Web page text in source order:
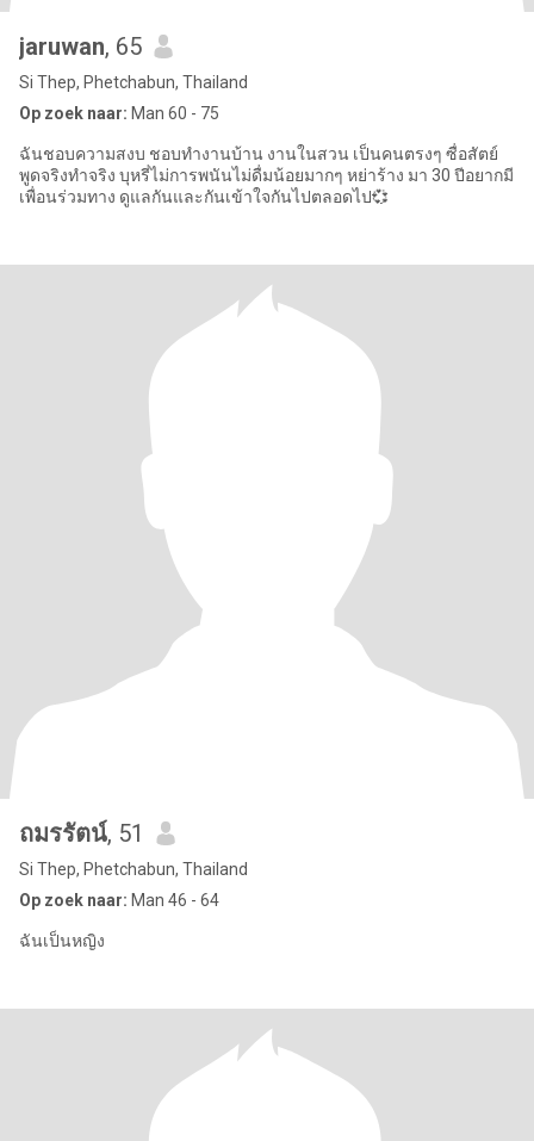
jaruwan, 65
Si Thep, Phetchabun, Thailand
Op zoek naar: Man 60 - 75
ฉันชอบความสงบ ชอบทำงานบ้าน งานในสวน เป็นคนตรงๆ ซื่อสัตย์
พูดจริงทำจริง บุหรี่ไม่การพนันไม่ดื่มน้อยมากๆ หย่าร้าง มา 30 ปีอยากมี
เพื่อนร่วมทาง ดูแลกันและกันเข้าใจกันไปตลอดไป💞
ถมรรัตน์, 51
Si Thep, Phetchabun, Thailand
Op zoek naar: Man 46 - 64
ฉันเป็นหญิง